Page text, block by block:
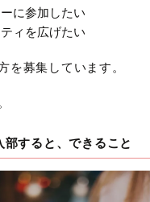
に参加したい
ィを広げたい
を募集しています。
すると、できること